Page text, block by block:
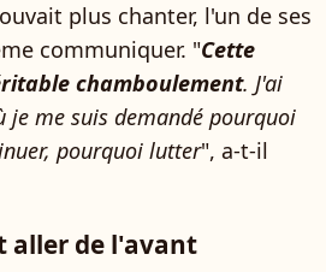
plus chanter, l'un de ses
communiquer. "Cette
chamboulement. J'ai
je me suis demandé pourquoi
pourquoi lutter", a-t-il
aller de l'avant